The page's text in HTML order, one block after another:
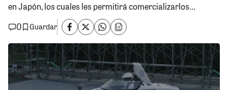
en Japón, los cuales les permitirá comercializarlos...
0
Guardar